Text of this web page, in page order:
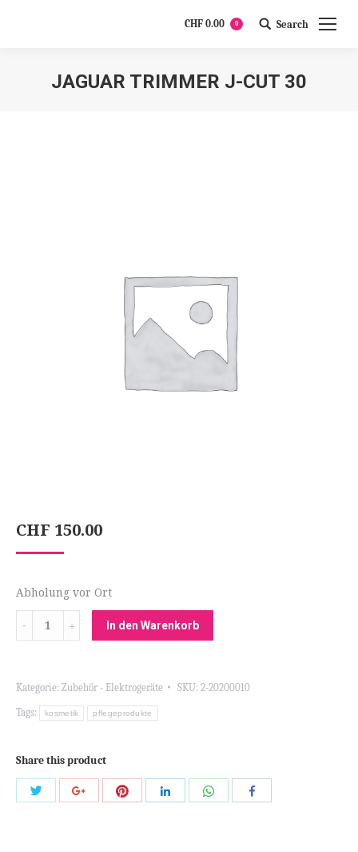
CHF 0.00 0 Search:
Search
JAGUAR TRIMMER J-CUT 30
CHF 150.00
Abholung vor Ort
Menge
In den Warenkorb
Kategorie: Zubehör - Elektrogeräte SKU: 2-20200010
Tags: kosmetik pflegeprodukte
Share this product
Share
Share
Share
Share
Share